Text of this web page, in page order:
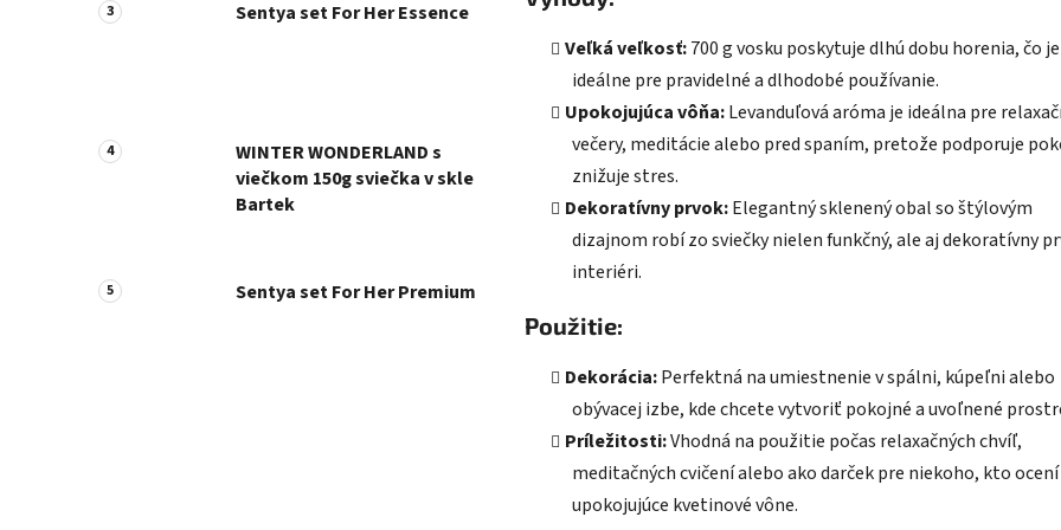
Sentya set For Her Essence
WINTER WONDERLAND s
viečkom 150g sviečka v skle
Bartek
Sentya set For Her Premium
Veľká veľkosť:700 g vosku poskytuje dlhú dobu horenia, čo je
ideálne pre pravidelné a dlhodobé používanie.
Upokojujúca vôňa:Levanduľová aróma je ideálna pre
večery, meditácie alebo pred spaním, pretože podporuje
znižuje stres.
Dekoratívny prvok:Elegantný sklenený obal so štýlovým
dizajnom robí zo sviečky nielen funkčný, ale aj dekoratívny
interiéri.
Použitie:
Dekorácia:Perfektná na umiestnenie v spálni, kúpeľni alebo
obývacej izbe, kde chcete vytvoriť pokojné a uvoľnené
Príležitosti:Vhodná na použitie počas relaxačných chvíľ,
meditačných cvičení alebo ako darček pre niekoho, kto ocení
upokojujúce kvetinové vône.